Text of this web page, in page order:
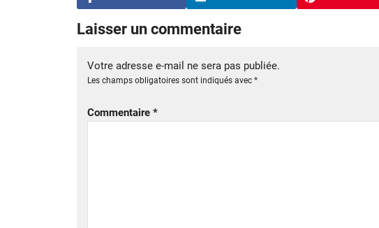
Laisser un commentaire
Votre adresse e-mail ne sera pas publiée.
Les champs obligatoires sont indiqués avec *
Commentaire *